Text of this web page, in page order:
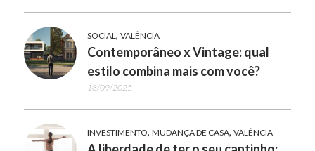
SOCIAL, VALÊNCIA
Contemporâneo x Vintage: qual
estilo combina mais com você?
18/09/2025
INVESTIMENTO, MUDANÇA DE CASA, VALÊNCIA